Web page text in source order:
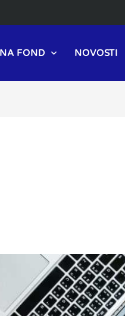
FOND NOVOSTI